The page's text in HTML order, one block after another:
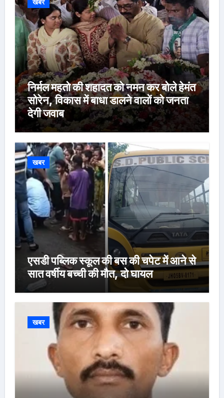
खबर
निर्मल महतो की शहादत को नमन कर बोले हेमंत
सोरेन, विकास में बाधा डालने वालों को जनता
देगी जवाब
खबर
एसडी पब्लिक स्कूल की बस की चपेट में आने से
सात वर्षीय बच्ची की मौत, दो घायल
खबर